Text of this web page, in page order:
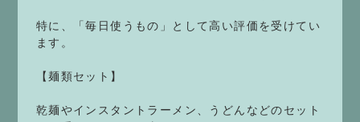
特に、「毎日使うもの」として高い評価を受けてい
ます。
【麺類セット】
乾麺やインスタントラーメン、うどんなどのセット